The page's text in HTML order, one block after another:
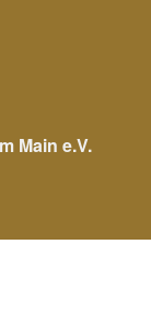
Main e.V.